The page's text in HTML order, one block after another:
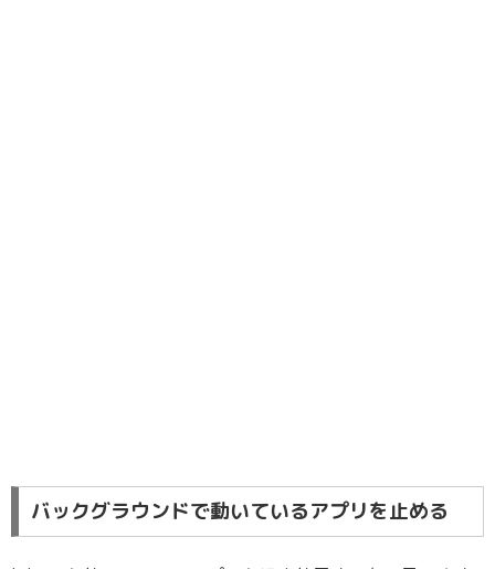
バックグラウンドで動いているアプリを止める